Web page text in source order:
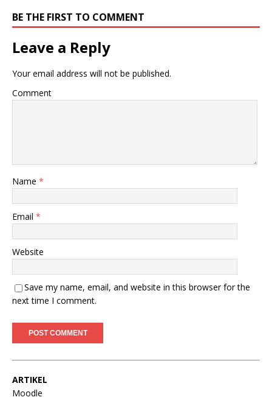
BE THE FIRST TO COMMENT
Leave a Reply
Your email address will not be published.
Comment
Name *
Email *
Website
Save my name, email, and website in this browser for the
next time I comment.
ARTIKEL
Moodle